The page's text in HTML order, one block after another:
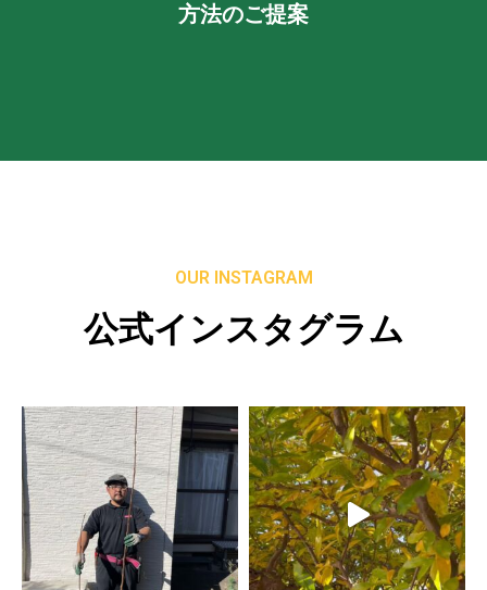
方法のご提案
OUR INSTAGRAM
公式インスタグラム